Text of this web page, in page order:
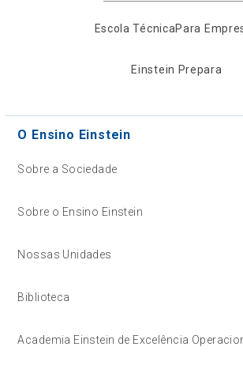
Escola TécnicaPara
Einstein Prepara
O Ensino Einstein
Sobre a Sociedade
Sobre o Ensino Einstein
Nossas Unidades
Biblioteca
Academia Einstein de Excelência